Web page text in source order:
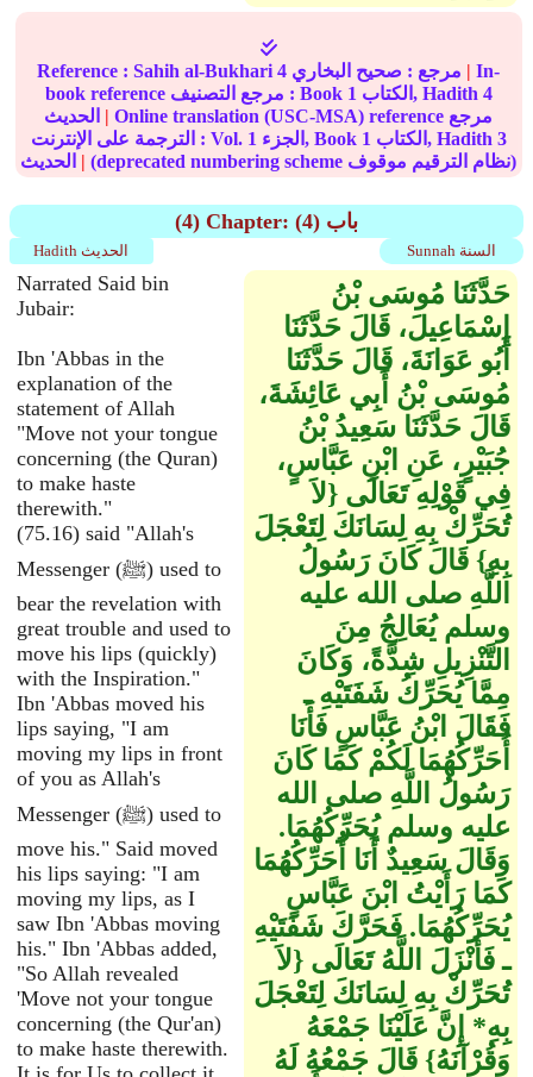
Reference :Sahih al-Bukhari 4 مرجع : صحيح البخاري | In-
book reference مرجع التصنيف : Book 1 الكتاب, Hadith 4
| Online translation (USC-MSA) reference مرجع
الترجمة على الإنترنت : Vol. 1 الجزء, Book 1 الكتاب, Hadith 3
| (deprecated numbering scheme نظام الترقيم موقوف)
(4) Chapter: (4) باب
Sunnah السنة Hadith الحديث
Narrated Said bin
Jubair:
Ibn 'Abbas in the
explanation of the
statement of Allah
"Move not your tongue
concerning (the Quran)
to make haste
therewith."
(75.16) said "Allah's
Messenger (ﷺ) used to
bear the revelation with
great trouble and used to
move his lips (quickly)
with the Inspiration."
Ibn 'Abbas moved his
lips saying, "I am
moving my lips in front
of you as Allah's
Messenger (ﷺ) used to
move his." Said moved
his lips saying: "I am
moving my lips, as I
saw Ibn 'Abbas moving
his." Ibn 'Abbas added,
"So Allah revealed
'Move not your tongue
concerning (the Qur'an)
to make haste therewith.
حَدَّثَنَا مُوسَى بْنُ
إِسْمَاعِيلَ، قَالَ حَدَّثَنَا
أَبُو عَوَانَةَ، قَالَ حَدَّثَنَا
مُوسَى بْنُ أَبِي عَائِشَةَ،
قَالَ حَدَّثَنَا سَعِيدُ بْنُ
جُبَيْرٍ، عَنِ ابْنِ عَبَّاسٍ،
فِي قَوْلِهِ تَعَالَى ‏{‏لاَ
تُحَرِّكْ بِهِ لِسَانَكَ لِتَعْجَلَ
بِهِ‏}‏ قَالَ كَانَ رَسُولُ
اللَّهِ صلى الله عليه
وسلم يُعَالِجُ مِنَ
التَّنْزِيلِ شِدَّةً، وَكَانَ
مِمَّا يُحَرِّكُ شَفَتَيْهِ ـ
فَقَالَ ابْنُ عَبَّاسٍ فَأَنَا
أُحَرِّكُهُمَا لَكُمْ كَمَا كَانَ
رَسُولُ اللَّهِ صلى الله
عليه وسلم يُحَرِّكُهُمَا‏.‏
وَقَالَ سَعِيدٌ أَنَا أُحَرِّكُهُمَا
كَمَا رَأَيْتُ ابْنَ عَبَّاسٍ
يُحَرِّكُهُمَا‏.‏ فَحَرَّكَ شَفَتَيْهِ
ـ فَأَنْزَلَ اللَّهُ تَعَالَى ‏{‏لاَ
تُحَرِّكْ بِهِ لِسَانَكَ لِتَعْجَلَ
بِهِ* إِنَّ عَلَيْنَا جَمْعَهُ
وَقُرْآنَهُ‏}‏ قَالَ جَمْعُهُ لَهُ